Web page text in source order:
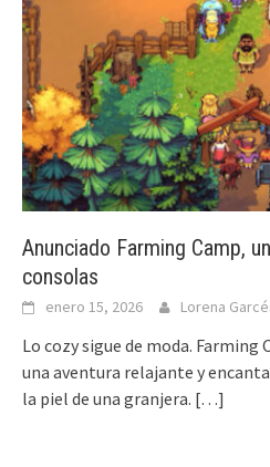
Anunciado Farming Camp,
consolas
enero 15, 2026 Lorena
Lo cozy sigue de moda. Farming
una aventura relajante y
la piel de una granjera. […]